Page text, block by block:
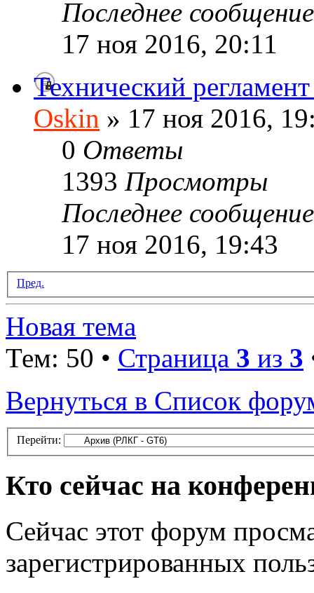
Последнее
17 ноя 2016, 20:11
Технический
Oskin » 17 ноя 2016,
0 Ответы
1393 Просмотры
Последнее
17 ноя 2016, 19:43
Пред.
Новая тема
Тем: 50 • Страница 3 из 3
Вернуться в Список
Перейти:
Кто сейчас на
Сейчас этот форум
зарегистрированных